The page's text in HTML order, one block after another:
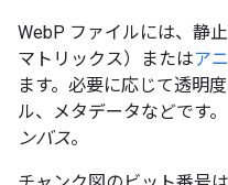
WebP ファイルには、静
マトリックス）またはア
ます。必要に応じて透明
ル、メタデータなどです
ンバス。